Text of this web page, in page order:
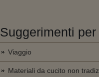
Suggerimenti per
Viaggio
Materiali da cucito non